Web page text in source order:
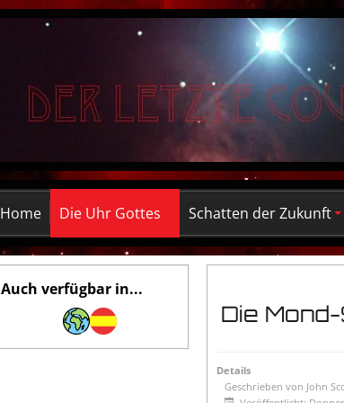
Home Die Uhr Gottes Schatten der Zukunft
Auch verfügbar in...
Die
Details
Geschrieben von John